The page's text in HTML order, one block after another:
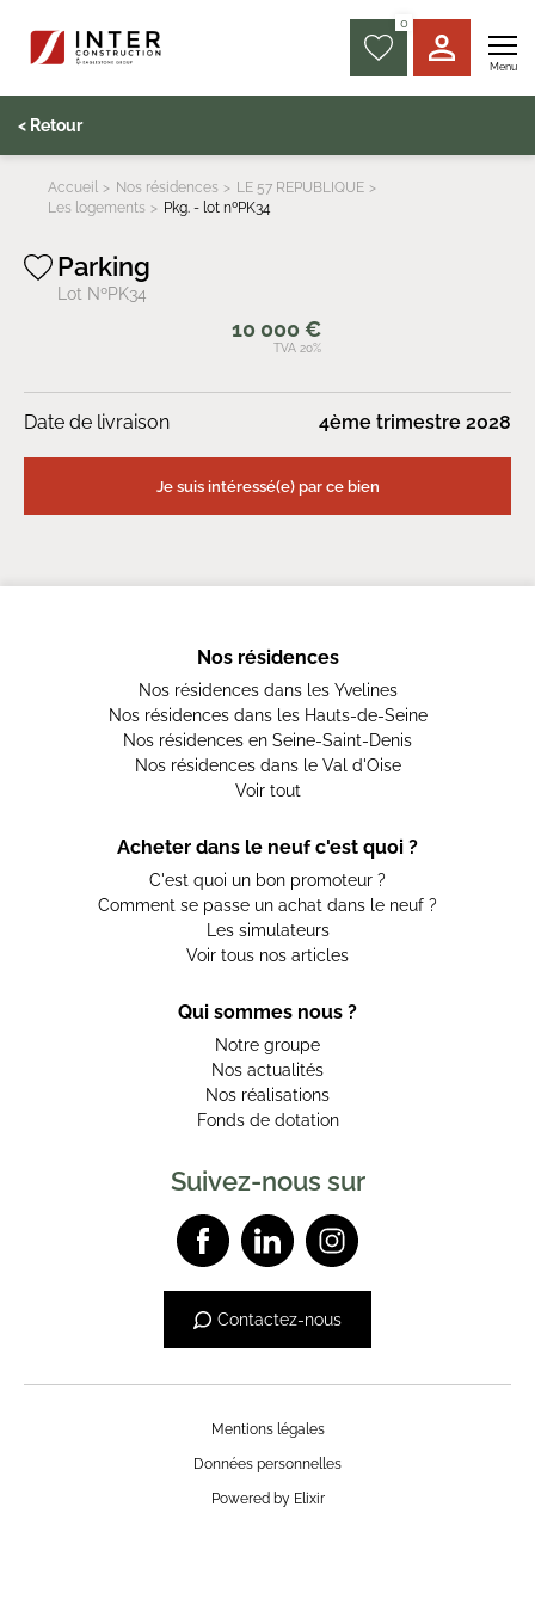
0
Menu
< Retour
Accueil Nos résidences
LE 57 REPUBLIQUE
Les logements
Pkg. - lot nºPK34
Parking
Lot NºPK34
10 000 €
TVA 20%
Date de livraison 4ème trimestre 2028
Je suis intéressé(e) par ce bien
Nos résidences
Nos résidences dans les Yvelines
Nos résidences dans les Hauts-de-Seine
Nos résidences en Seine-Saint-Denis
Nos résidences dans le Val d'Oise
Voir tout
Acheter dans le neuf c'est quoi ?
C'est quoi un bon promoteur ?
Comment se passe un achat dans le neuf ?
Les simulateurs
Voir tous nos articles
Qui sommes nous ?
Notre groupe
Nos actualités
Nos réalisations
Fonds de dotation
Suivez-nous sur
Contactez-nous
Mentions légales
Données personnelles
Powered by Elixir